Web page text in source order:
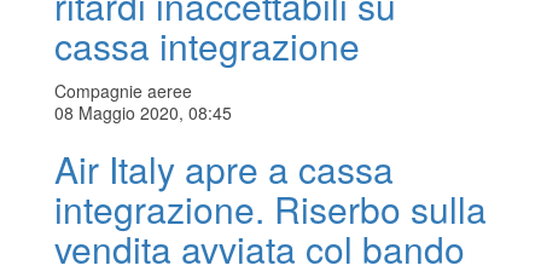
cassa integrazione
Compagnie aeree
08 Maggio 2020, 08:45
Air Italy apre a cassa
integrazione. Riserbo sulla
vendita avviata col bando